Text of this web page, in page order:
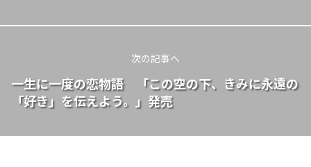
次の記事へ
一生に一度の恋物語 「この空の下、きみに永遠の
「好き」を伝えよう。」発売